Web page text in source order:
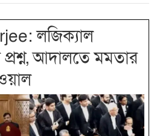
লজিক্যাল
প্রশ্ন, আদালতে মমতার